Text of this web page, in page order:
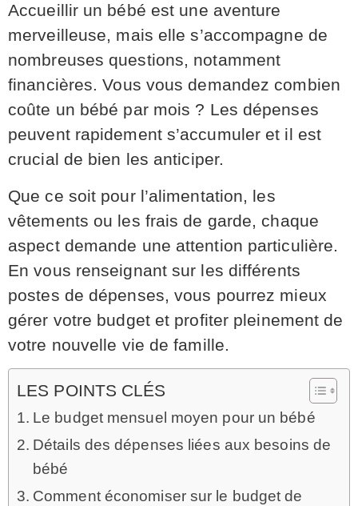
Accueillir un bébé est une aventure
merveilleuse, mais elle s’accompagne de
nombreuses questions, notamment
financières. Vous vous demandez combien
coûte un bébé par mois ? Les dépenses
peuvent rapidement s’accumuler et il est
crucial de bien les anticiper.
Que ce soit pour l’alimentation, les
vêtements ou les frais de garde, chaque
aspect demande une attention particulière.
En vous renseignant sur les différents
postes de dépenses, vous pourrez mieux
gérer votre budget et profiter pleinement de
votre nouvelle vie de famille.
LES POINTS CLÉS
Le budget mensuel moyen pour un bébé
Détails des dépenses liées aux besoins de
bébé
Comment économiser sur le budget de